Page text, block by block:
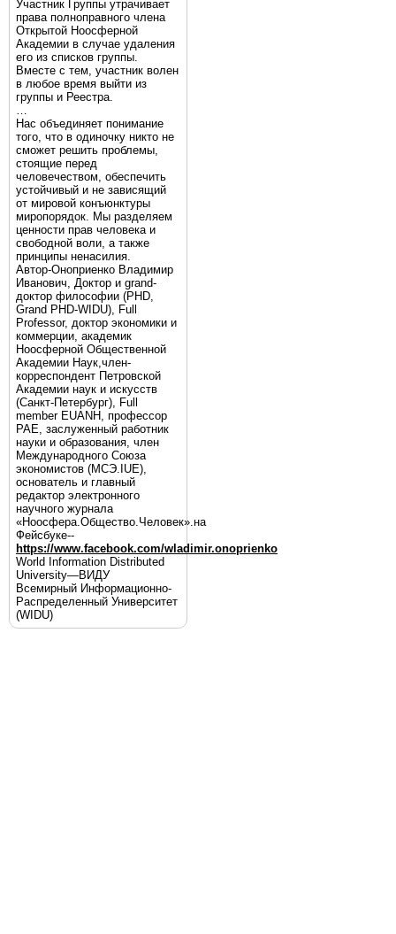
Участник Группы утрачивает
права полноправного члена
Открытой Ноосферной
Академии в случае удаления
его из списков группы.
Вместе с тем, участник волен
в любое время выйти из
группы и Реестра.
…
Нас объединяет понимание
того, что в одиночку никто не
сможет решить проблемы,
стоящие перед
человечеством, обеспечить
устойчивый и не зависящий
от мировой конъюнктуры
миропорядок. Мы разделяем
ценности прав человека и
свободной воли, а также
принципы ненасилия.
Автор-Оноприенко Владимир
Иванович, Доктор и grand-
доктор философии (PHD,
Grand PHD-WIDU), Full
Professor, доктор экономики и
коммерции, академик
Ноосферной Общественной
Академии Наук,член-
корреспондент Петровской
Академии наук и искусств
(Санкт-Петербург), Full
member EUANH, профессор
РАЕ, заслуженный работник
науки и образования, член
Международного Союза
экономистов (МСЭ.IUE),
основатель и главный
редактор электронного
научного журнала
«Ноосфера.Общество.Человек».на
Фейсбуке--
https://www.facebook.com/wladimir.onoprienko
World Information Distributed
University—ВИДУ
Всемирный Информационно-
Распределенный Университет
(WIDU)